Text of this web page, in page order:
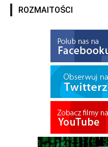
ROZMAITOŚCI